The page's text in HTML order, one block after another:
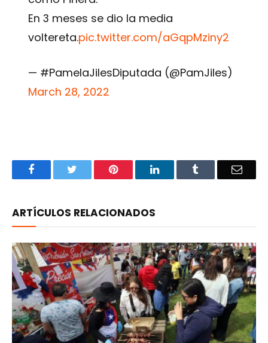
En 3 meses se dio la media
voltereta.pic.twitter.com/aGqpMziny2
— #PamelaJilesDiputada (@PamJiles)
March 28, 2022
Facebook Pinterest LinkedIn Email
ARTÍCULOS RELACIONADOS